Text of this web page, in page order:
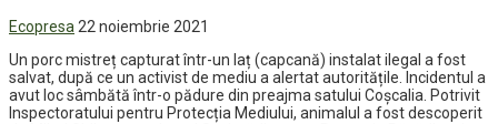
Ecopresa22 noiembrie 2021
Un porc mistreț capturat într-un laț (capcană) instalat ilegal a fost
salvat, după ce un activist de mediu a alertat autoritățile. Incidentul a
avut loc sâmbătă într-o pădure din preajma satului Coșcalia. Potrivit
Inspectoratului pentru Protecția Mediului, animalul a fost descoperit